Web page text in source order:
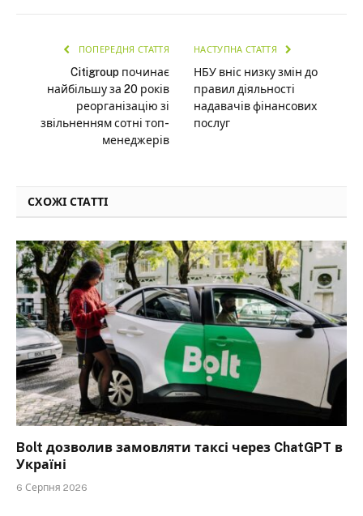
ПОПЕРЕДНЯ СТАТТЯ
Citigroup починає
найбільшу за 20 років
реорганізацію зі
звільненням сотні топ-
менеджерів
НАСТУПНА СТАТТЯ
НБУ вніс низку змін до
правил діяльності
надавачів фінансових
послуг
СХОЖІ СТАТТІ
Bolt дозволив замовляти таксі через ChatGPT в
Україні
6 Серпня 2026